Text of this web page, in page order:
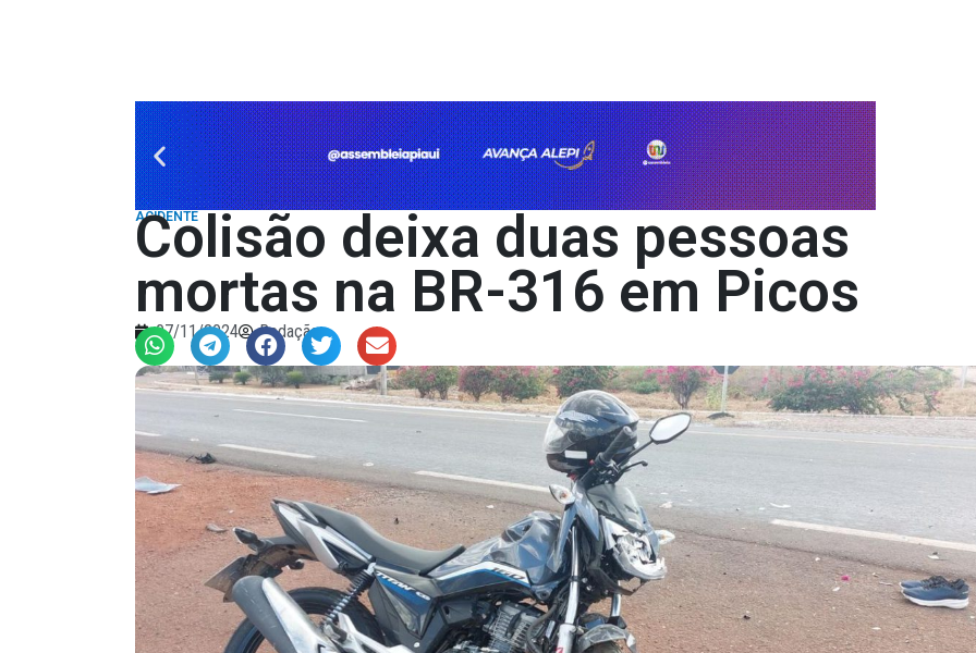
ACIDENTE
Colisão deixa duas pessoas
mortas na BR-316 em Picos
07/11/2024 Redação